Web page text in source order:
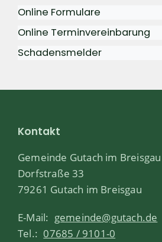
Online Formulare
Online Terminvereinbarung
Schadensmelder
Kontakt
Gemeinde Gutach im Breisgau
Dorfstraße 33
79261 Gutach im Breisgau
E-Mail: gemeinde@gutach.de
Tel.: 07685 / 9101-0